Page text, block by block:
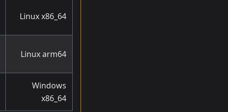
Linux x86_64
Linux arm64
Windows
x86_64